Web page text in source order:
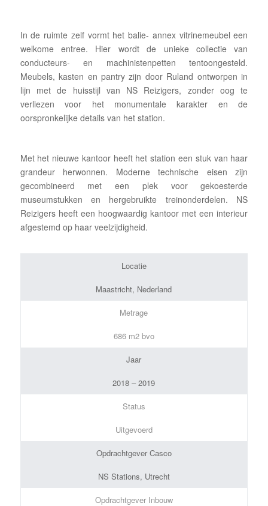
In de ruimte zelf vormt het balie- annex vitrinemeubel een
welkome entree. Hier wordt de unieke collectie van
conducteurs- en machinistenpetten tentoongesteld.
Meubels, kasten en pantry zijn door Ruland ontworpen in
lijn met de huisstijl van NS Reizigers, zonder oog te
verliezen voor het monumentale karakter en de
oorspronkelijke details van het station.
Met het nieuwe kantoor heeft het station een stuk van haar
grandeur herwonnen. Moderne technische eisen zijn
gecombineerd met een plek voor gekoesterde
museumstukken en hergebruikte treinonderdelen. NS
Reizigers heeft een hoogwaardig kantoor met een interieur
afgestemd op haar veelzijdigheid.
Locatie
Maastricht, Nederland
Metrage
686 m2 bvo
Jaar
2018 – 2019
Status
Uitgevoerd
Opdrachtgever Casco
NS Stations, Utrecht
Opdrachtgever Inbouw